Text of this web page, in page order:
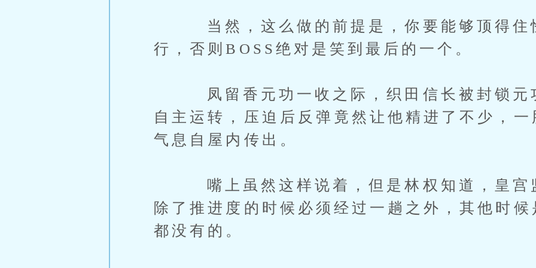
当然，这么做的前提是，你要能够顶得住
行，否则BOSS绝对是笑到最后的一个。
凤留香元功一收之际，织田信长被封锁元
自主运转，压迫后反弹竟然让他精进了不少，
气息自屋内传出。
嘴上虽然这样说着，但是林权知道，皇宫
除了推进度的时候必须经过一趟之外，其他时
都没有的。